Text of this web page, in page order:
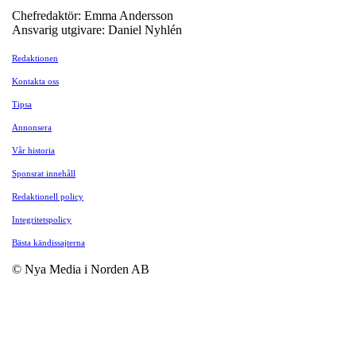
Chefredaktör: Emma Andersson
Ansvarig utgivare: Daniel Nyhlén
Redaktionen
Kontakta oss
Tipsa
Annonsera
Vår historia
Sponsrat innehåll
Redaktionell policy
Integritetspolicy
Bästa kändissajterna
© Nya Media i Norden AB